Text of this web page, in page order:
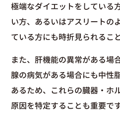
極端なダイエットをしている
い方、あるいはアスリートの
ている方にも時折見られるこ
また、肝機能の異常がある場
腺の病気がある場合にも中性
あるため、これらの臓器・ホ
原因を特定することも重要です